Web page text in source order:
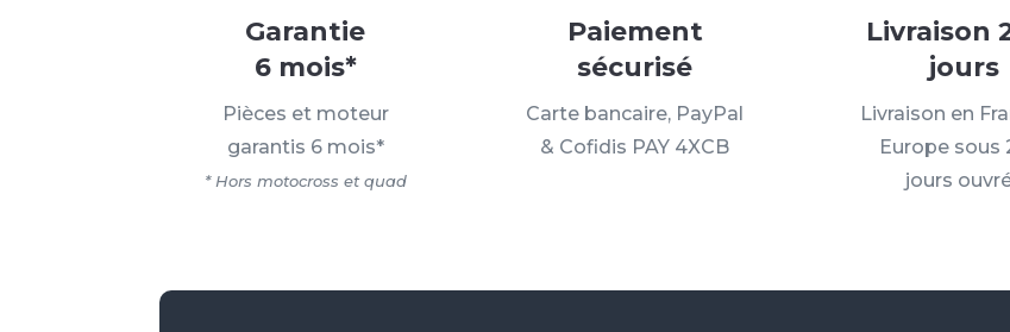
Garantie
6 mois*
Pièces et moteur
garantis 6 mois*
* Hors motocross et quad
Paiement
sécurisé
Carte bancaire, PayPal
& Cofidis PAY 4XCB
Livraison
jours
Livraison en
Europe sous
jours